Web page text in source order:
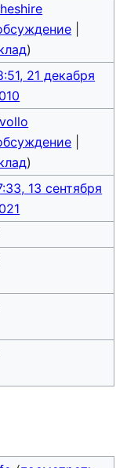
)
21 декабря
)
13 сентября